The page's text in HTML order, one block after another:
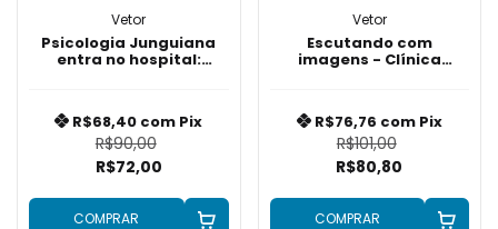
Vetor
Psicologia Junguiana
entra no hospital:
R$90,00
R$72,00
R$68,40 com Pix
COMPRAR
Vetor
Escutando com
imagens - Clínica
R$101,00
R$80,80
R$76,76 com Pix
COMPRAR